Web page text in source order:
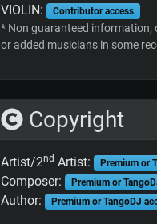
VIOLIN: Contributor access
* Non guaranteed information;
or added musicians in some
Copyright
Artist/2nd Artist: Premium or
Composer: Premium or
Author: Premium or TangoDJ